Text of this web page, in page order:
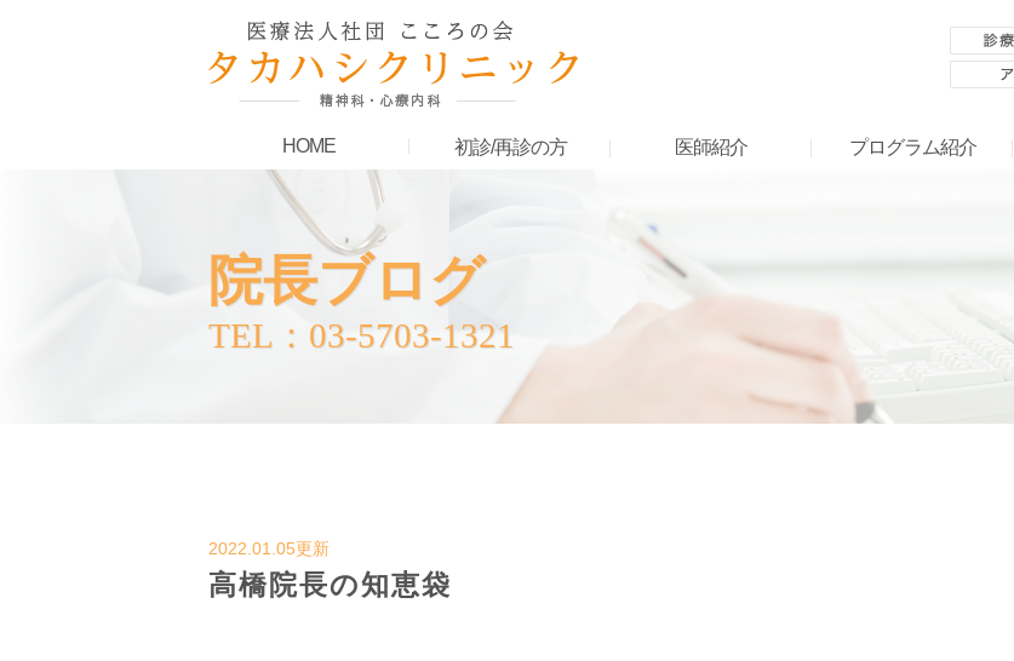
HOME 初診/再診の方 医師紹介 プログラム紹介
院長ブログ
TEL：03-5703-1321
2022.01.05更新
高橋院長の知恵袋